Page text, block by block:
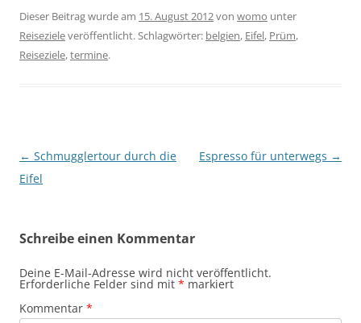
Dieser Beitrag wurde am 15. August 2012von womo unter
Reisezieleveröffentlicht. Schlagwörter: belgien, Eifel, Prüm,
Reiseziele,termine.
Beitragsnavigation
← Schmugglertour durch die
Eifel
Espresso für unterwegs →
Schreibe einen Kommentar
Deine E-Mail-Adresse wird nicht veröffentlicht.
Erforderliche Felder sind mit * markiert
Kommentar *